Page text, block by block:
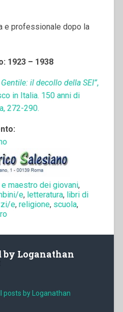
e professionale dopo la
1923 – 1938
il decollo della SEI”,
in Italia. 150 anni di
272-290.
maestro dei giovani,
e, letteratura, libri di
e, religione, scuola,
by Loganathan
posts by Loganathan